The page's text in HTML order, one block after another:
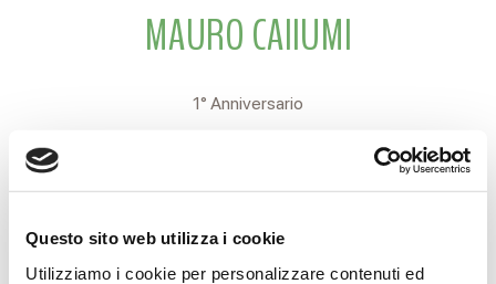
Questo sito web utilizza i cookie
Utilizziamo i cookie per personalizzare contenuti ed
MAURO CAIIUMI
1° Anniversario
Ciao JOB.